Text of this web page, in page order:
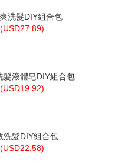
洗髮DIY組合包
USD27.89)
髮液體皂DIY組合包
USD19.92)
洗髮DIY組合包
USD22.58)